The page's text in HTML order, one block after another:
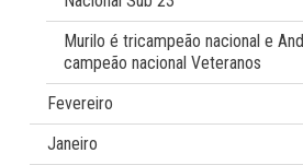
Murilo é tricampeão nacional e
campeão nacional Veteranos
Fevereiro
Janeiro